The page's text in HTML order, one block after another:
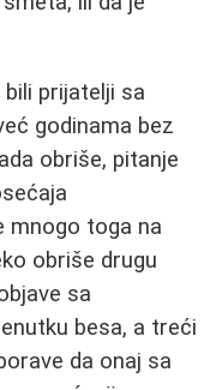
prijatelji sa
godinama bez
obriše, pitanje
mnogo toga na
obriše drugu
sa
besa, a treći
da onaj sa